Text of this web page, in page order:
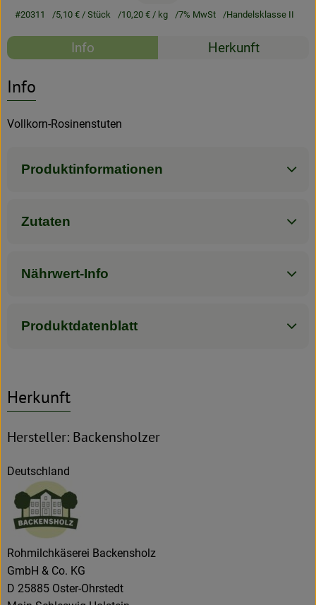
#20311 5,10 € / Stück 10,20 € / kg 7% MwSt Handelsklasse II
Rezepte
Info Herkunft
Info
Vollkorn-Rosinenstuten
Produktinformationen
Zutaten
Nährwert-Info
Produktdatenblatt
Herkunft
Hersteller: Backensholzer
Deutschland
Rohmilchkäserei Backensholz
GmbH & Co. KG
D 25885 Oster-Ohrstedt